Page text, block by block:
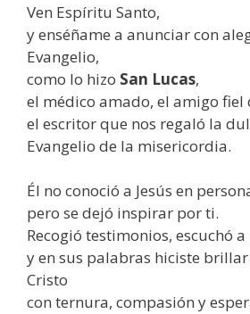
Ven Espíritu Santo,
y enséñame a anunciar con
Evangelio,
como lo hizo San Lucas,
el médico amado, el amigo fiel
el escritor que nos regaló la
Evangelio de la misericordia.
Él no conoció a Jesús en
pero se dejó inspirar por ti.
Recogió testimonios, escuchó
y en sus palabras hiciste
Cristo
con ternura, compasión y